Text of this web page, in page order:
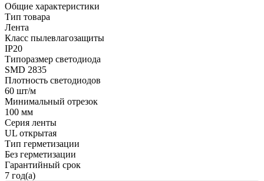
Общие характеристики
Тип товара
Лента
Класс пылевлагозащиты
IP20
Типоразмер светодиода
SMD 2835
Плотность светодиодов
60 шт/м
Минимальный отрезок
100 мм
Серия ленты
UL открытая
Тип герметизации
Без герметизации
Гарантийный срок
7 год(а)